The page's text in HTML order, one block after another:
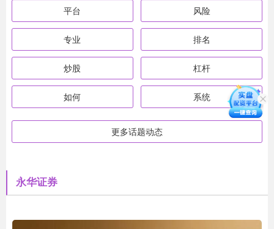
平台 风险
专业 排名
炒股 杠杆
如何 系统
更多话题动态
永华证券